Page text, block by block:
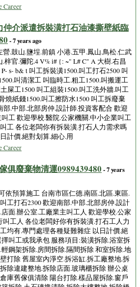
Career
介派遣拆裝潢打石油漆撕壁紙臨
- 7 years ago
.鼓山.鹽埕.前鎮 小港.五甲.鳳山.鳥松.仁武
梓官.彌陀.4 V% i# {: ~" L# C" A 大樹.右昌
s- b& t 叫工拆裝潢1500.叫工打石2500 叫
叫清潔工 叫臨時工.粗工1500.叫搬運工
屎工1500 叫工組裝1500.叫工洗外牆.叫工
燒紙錢1500.叫工擦防水1500 叫工拆廢棄
部.中部.北部房仲.設計師.投資客配合 歡迎
工 歡迎學校.醫院.公家機關.中小企業叫工
工 各位老闆你有拆裝潢.打石人力需求嗎
計價.絕對划算.細心.用
Career
俱廢棄物清運0989439480 - 7 years
依預算施工 台南市區仁德.南區.北區.東區.
工打石2300 歡迎南部.中部.北部房仲.設計
面.辦公室.工廠業主叫工人 歡迎學校.公家
叫工人 各位老闆好你有拆裝潢.打石工人力
均有.專門處理各種疑難雜症 以日計價.絕
叫工或我承包 服務項目:裝潢拆除.浴室拆
鋼架拆除.房間拆除.隔間拆除 和室拆除.地
打除 舊屋室內淨空.拆浴缸.拆工廠整地.拆
除違建整地.拆除店面.玻璃櫃拆除 辦公桌
庫舊傢俱清除 陽台打除.樣品屋拆除.窗戶